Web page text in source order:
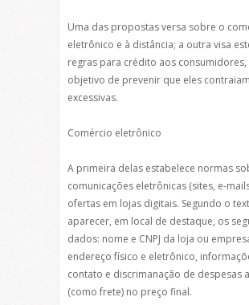
Uma das propostas versa sobre o
eletrônico e à distância; a outra visa
regras para crédito aos consumidores,
objetivo de prevenir que eles
excessivas.
Comércio eletrônico
A primeira delas estabelece normas
comunicações eletrônicas (sites, e-
ofertas em lojas digitais. Segundo o
aparecer, em local de destaque, os
dados: nome e CNPJ da loja ou
endereço físico e eletrônico,
contato e discrimanação de despesas
(como frete) no preço final.